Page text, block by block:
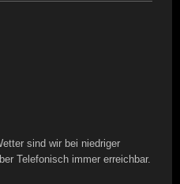
sind wir bei niedriger
Telefonisch immer erreichbar.